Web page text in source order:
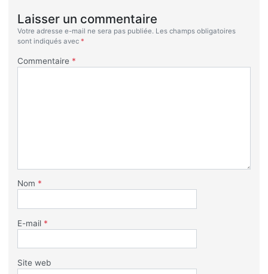
Laisser un commentaire
Votre adresse e-mail ne sera pas publiée. Les champs obligatoires
sont indiqués avec *
Commentaire *
Nom *
E-mail *
Site web